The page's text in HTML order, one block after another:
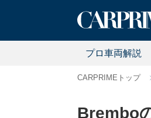
プロ車両解説
CARPRIMEトップ
Brembo